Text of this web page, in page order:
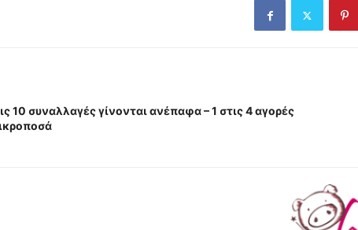
10 συναλλαγές γίνονται ανέπαφα – 1 στις 4 αγορές